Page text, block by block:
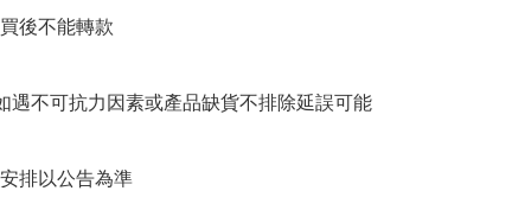
後不能轉款
遇不可抗力因素或產品缺貨不排除延誤可能
排以公告為準